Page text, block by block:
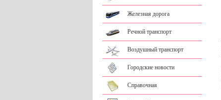
Железная дорога
Речной транспорт
Воздушный транспорт
Городские новости
Справочная